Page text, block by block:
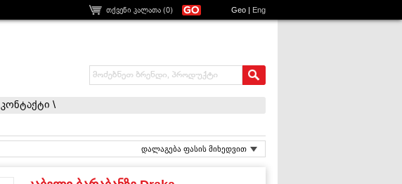
თქვენი კალათა (0) Geo | Eng
კონტაქტი \
დალაგება ფასის მიხედვით